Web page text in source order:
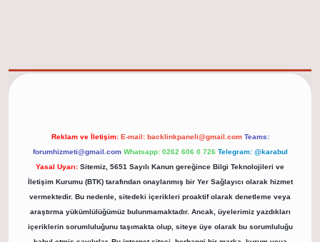
Reklam ve İletişim: E-mail: backlinkpaneli@gmail.com Teams:
forumhizmeti@gmail.com Whatsapp: 0262 606 0 726 Telegram: @karabul
Yasal Uyarı: Sitemiz, 5651 Sayılı Kanun gereğince Bilgi Teknolojileri ve
İletişim Kurumu (BTK) tarafından onaylanmış bir Yer Sağlayıcı olarak hizmet
vermektedir. Bu nedenle, sitedeki içerikleri proaktif olarak denetleme veya
araştırma yükümlülüğümüz bulunmamaktadır. Ancak, üyelerimiz yazdıkları
içeriklerin sorumluluğunu taşımakta olup, siteye üye olarak bu sorumluluğu